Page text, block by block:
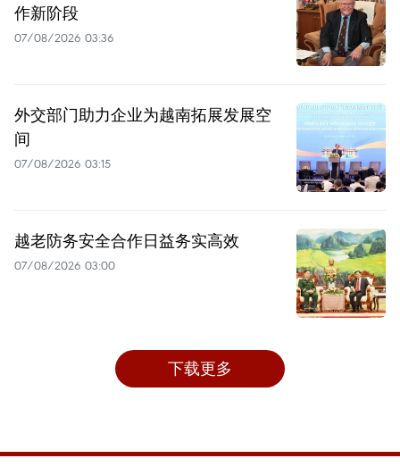
作新阶段
07/08/2026 03:36
外交部门助力企业为越南拓展发展空
间
07/08/2026 03:15
越老防务安全合作日益务实高效
07/08/2026 03:00
下载更多